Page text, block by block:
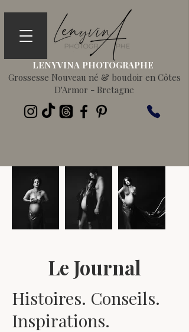
LENYVINA PHOTOGRAPHE
Grossesse Nouveau né & boudoir en Côtes
D'Armor - Bretagne
Le Journal
Histoires. Conseils.
Inspirations.